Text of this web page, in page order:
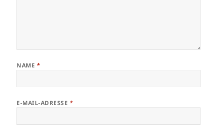
NAME *
E-MAIL-ADRESSE *